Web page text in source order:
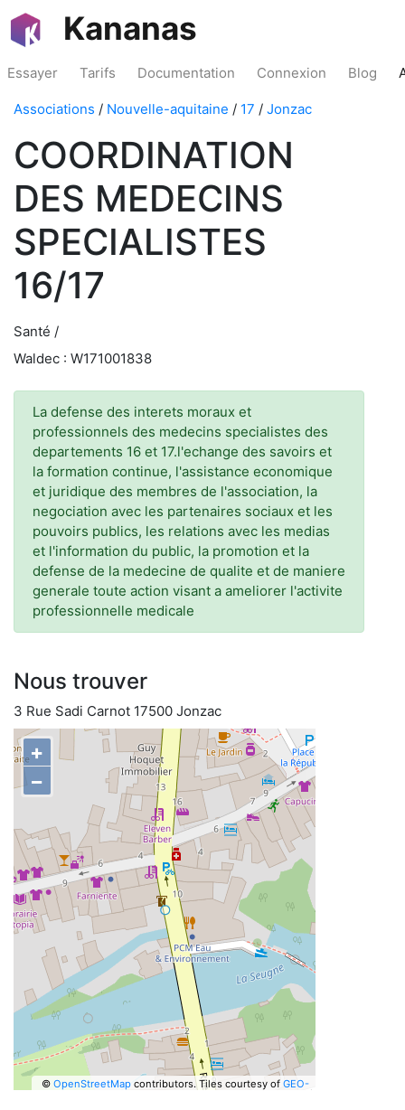
Kananas
Essayer Tarifs Documentation Connexion Blog
Associations / Nouvelle-aquitaine / 17 / Jonzac
COORDINATION
DES MEDECINS
SPECIALISTES
16/17
Santé /
Waldec : W171001838
La defense des interets moraux et
professionnels des medecins specialistes des
departements 16 et 17.l'echange des savoirs et
la formation continue, l'assistance economique
et juridique des membres de l'association, la
negociation avec les partenaires sociaux et les
pouvoirs publics, les relations avec les medias
et l'information du public, la promotion et la
defense de la medecine de qualite et de maniere
generale toute action visant a ameliorer l'activite
professionnelle medicale
Nous trouver
3 Rue Sadi Carnot 17500 Jonzac
+
−
© OpenStreetMapcontributors. Tiles courtesy of GEO-